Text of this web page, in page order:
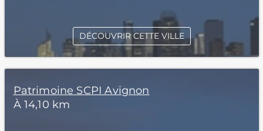
DÉCOUVRIR CETTE VILLE
Patrimoine SCPI Avignon
À 14,10 km